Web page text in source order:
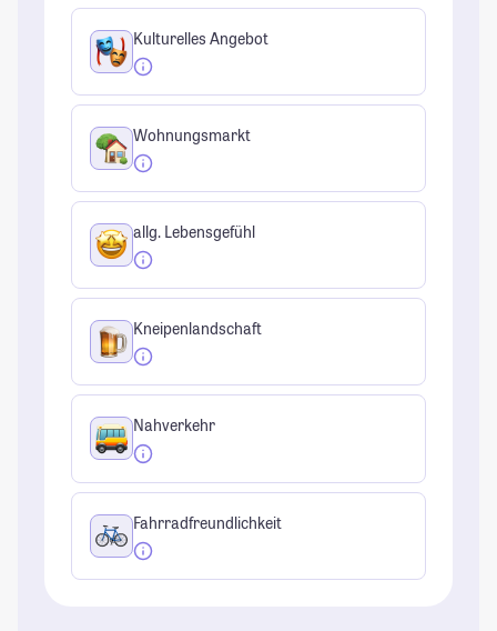
Kulturelles Angebot
Wohnungsmarkt
allg. Lebensgefühl
Kneipenlandschaft
Nahverkehr
Fahrradfreundlichkeit